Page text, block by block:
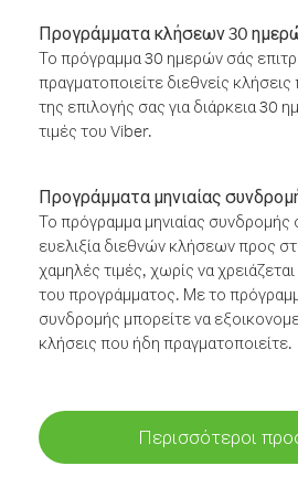
Προγράμματα κλήσεων 30
Το πρόγραμμα 30 ημερών σάς
πραγματοποιείτε διεθνείς
της επιλογής σας για διάρκεια 30
τιμές του Viber.
Προγράμματα μηνιαίας
Το πρόγραμμα μηνιαίας
ευελιξία διεθνών κλήσεων προς
χαμηλές τιμές, χωρίς να
του προγράμματος. Με το
συνδρομής μπορείτε να
κλήσεις που ήδη πραγματοποιείτε.
Περισσότεροι